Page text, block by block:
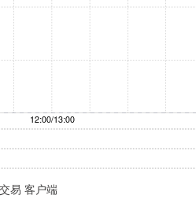
易 客户端